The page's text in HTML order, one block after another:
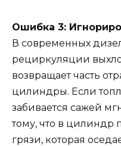
Ошибка 3:
В современных
рециркуляции
возвращает часть
цилиндры. Если
забивается сажей
тому, что в цилиндр
грязи, которая